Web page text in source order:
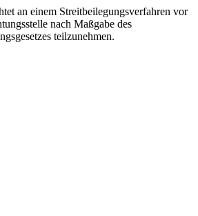
an einem Streitbeilegungsverfahren vor
nach Maßgabe des
teilzunehmen.